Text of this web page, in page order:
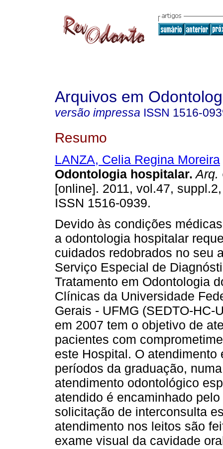
Arquivos em
versão impressa ISSN 1516-
Resumo
LANZA, Celia Regina Moreira
Odontologia hospitalar. Arq.
[online]. 2011, vol.47,
ISSN 1516-0939.
Devido às condições
a odontologia hospitalar
cuidados redobrados no seu
Serviço Especial de
Tratamento em Odontologia
Clínicas da Universidade
Gerais - UFMG (SEDTO-HC-
em 2007 tem o objetivo de
pacientes com
este Hospital. O atendimento
períodos da graduação,
atendimento odontológico
atendido é encaminhado
solicitação de interconsulta
atendimento nos leitos são
exame visual da cavidade